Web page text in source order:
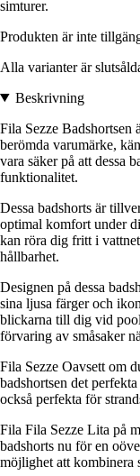
simturer.
Produkten är inte
Alla varianter är
Beskrivning
Fila Sezze Badshortsen
berömda varumärke,
vara säker på att dessa
funktionalitet.
Dessa badshorts är
optimal komfort under
kan röra dig fritt i
hållbarhet.
Designen på dessa
sina ljusa färger och
blickarna till dig vid
förvaring av småsaker
Fila Sezze Oavsett om
badshortsen det
också perfekta för
Fila Fila Sezze Lita på
badshorts nu för en
möjlighet att kombinera